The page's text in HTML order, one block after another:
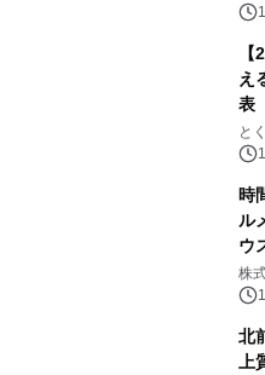
ス
え
表
と
時
ル
ウ
サ
得
株
北